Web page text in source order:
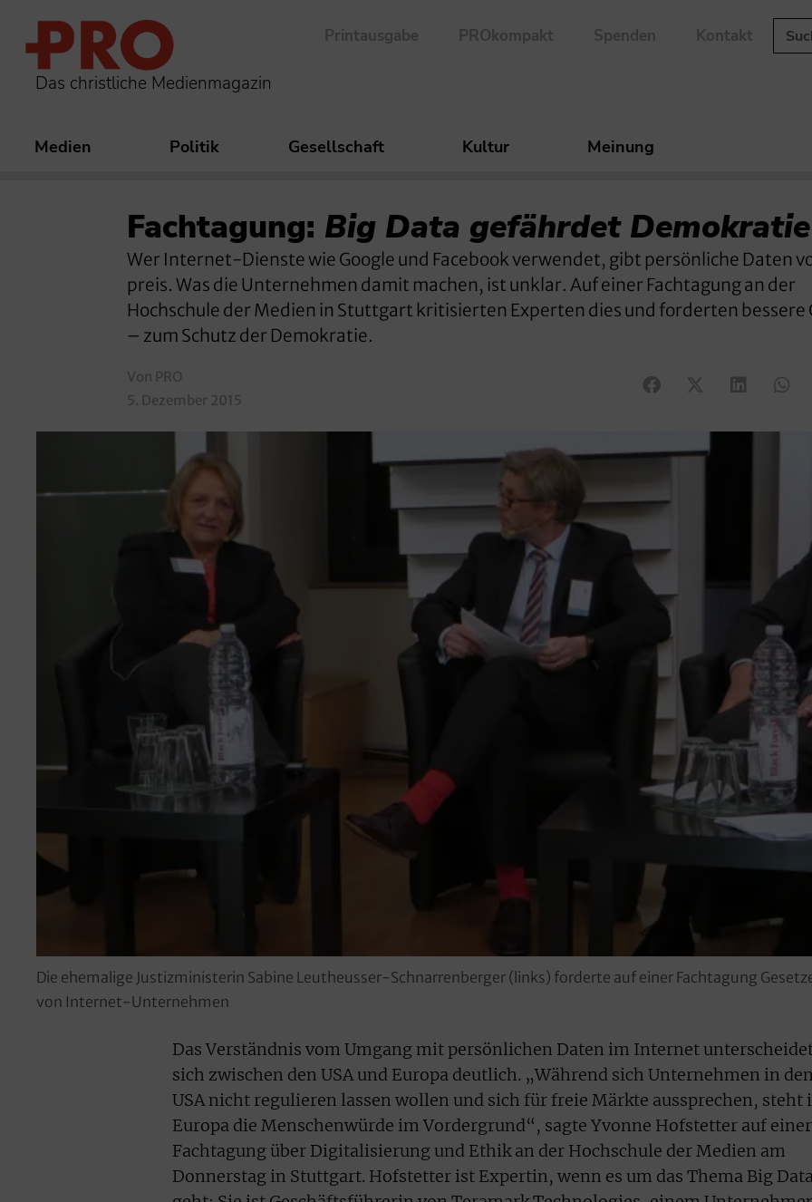
Das christliche Medienmagazin
Printausgabe PROkompakt Spenden Kontakt
Medien Politik Gesellschaft Kultur Meinung
Fachtagung: Big Data gefährdet Demokratie
Wer Internet-Dienste wie Google und Facebook verwendet, gibt persönliche Daten
preis. Was die Unternehmen damit machen, ist unklar. Auf einer Fachtagung an der
Hochschule der Medien in Stuttgart kritisierten Experten dies und forderten bessere
– zum Schutz der Demokratie.
Von PRO
5. Dezember 2015
Die ehemalige Justizministerin Sabine Leutheusser-Schnarrenberger (links) forderte auf einer Fachtagung
von Internet-Unternehmen
Das Verständnis vom Umgang mit persönlichen Daten im Internet
sich zwischen den USA und Europa deutlich. „Während sich Unternehmen in den
USA nicht regulieren lassen wollen und sich für freie Märkte aussprechen, steht
Europa die Menschenwürde im Vordergrund“, sagte Yvonne Hofstetter auf einer
Fachtagung über Digitalisierung und Ethik an der Hochschule der Medien am
Donnerstag in Stuttgart. Hofstetter ist Expertin, wenn es um das Thema Big